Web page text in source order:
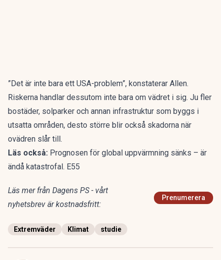
”Det är inte bara ett USA-problem”, konstaterar Allen.
Riskerna handlar dessutom inte bara om vädret i sig. Ju fler
bostäder, solparker och annan infrastruktur som byggs i
utsatta områden, desto större blir också skadorna när
ovädren slår till.
Läs också: Prognosen för global uppvärmning sänks – är
ändå katastrofal. E55
Läs mer från Dagens PS - vårt
nyhetsbrev är kostnadsfritt:
Prenumerera
Extremväder Klimat studie